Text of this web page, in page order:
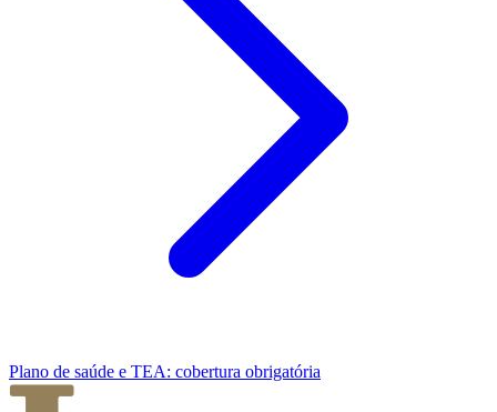
Plano de saúde e TEA: cobertura obrigatória